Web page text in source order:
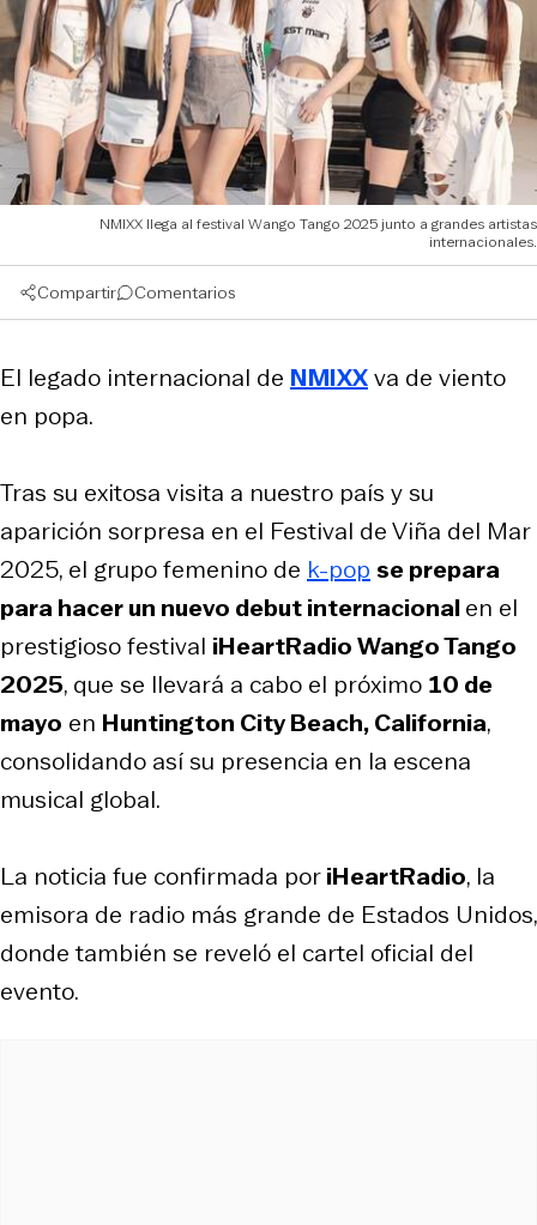
NMIXX llega al festival Wango Tango 2025 junto a grandes artistas
internacionales.
Compartir Comentarios
El legado internacional de NMIXXva de viento
en popa.
Tras su exitosa visita a nuestro país y su
aparición sorpresa en el Festival de Viña del Mar
2025, el grupo femenino de k-pop se prepara
para hacer un nuevo debut internacionalen el
prestigioso festival iHeartRadio Wango Tango
2025, que se llevará a cabo el próximo 10 de
mayo en Huntington City Beach, California,
consolidando así su presencia en la escena
musical global.
La noticia fue confirmada poriHeartRadio, la
emisora de radio más grande de Estados Unidos,
donde también se reveló el cartel oficial del
evento.